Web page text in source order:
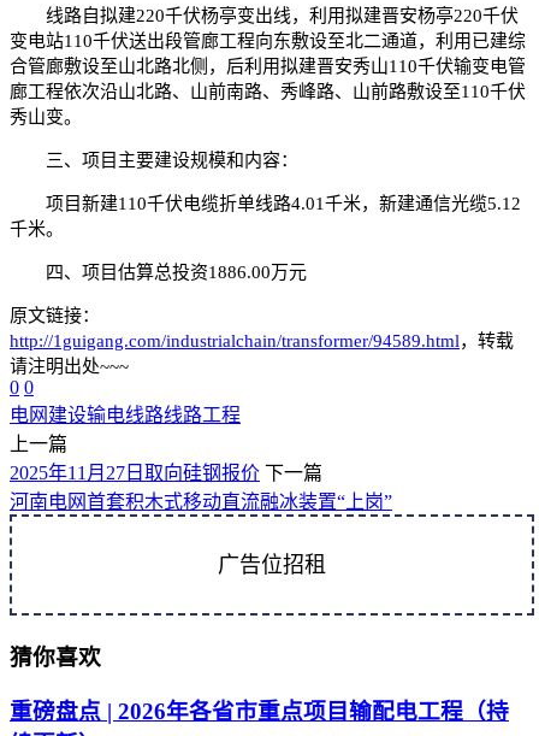
线路自拟建220千伏杨亭变出线，利用拟建晋安杨亭220千伏
变电站110千伏送出段管廊工程向东敷设至北二通道，利用已建综
合管廊敷设至山北路北侧，后利用拟建晋安秀山110千伏输变电管
廊工程依次沿山北路、山前南路、秀峰路、山前路敷设至110千伏
秀山变。
三、项目主要建设规模和内容：
项目新建110千伏电缆折单线路4.01千米，新建通信光缆5.12
千米。
四、项目估算总投资1886.00万元
原文链接：
http://1guigang.com/industrialchain/transformer/94589.html，转载
请注明出处~~~
0 0
电网建设输电线路线路工程
上一篇
2025年11月27日取向硅钢报价 下一篇
河南电网首套积木式移动直流融冰装置“上岗”
广告位招租
猜你喜欢
重磅盘点 | 2026年各省市重点项目输配电工程（持